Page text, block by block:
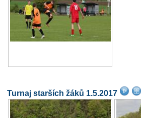
Turnaj starších žáků 1.5.2017